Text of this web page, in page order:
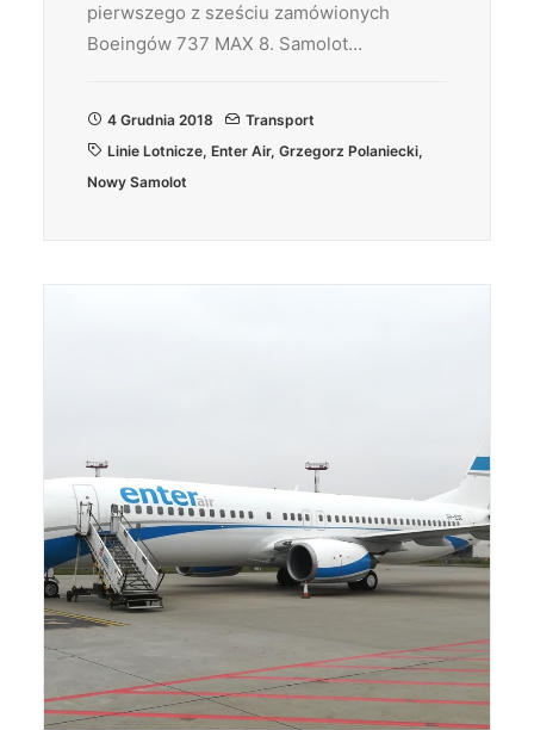
pierwszego z sześciu zamówionych
Boeingów 737 MAX 8. Samolot…
4 Grudnia 2018
Transport
Linie Lotnicze, Enter Air, Grzegorz Polaniecki,
Nowy Samolot